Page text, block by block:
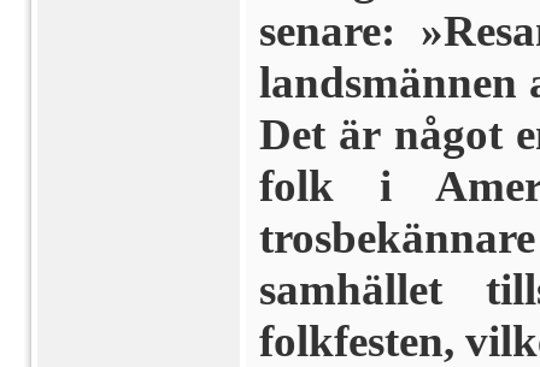
senare:
lands­männen
Det är något
folk i
samhället
folkfesten,